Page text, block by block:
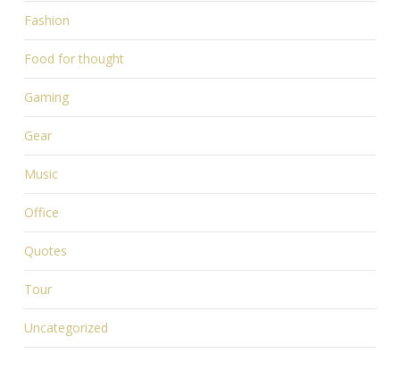
Fashion
Food for thought
Gaming
Gear
Music
Office
Quotes
Tour
Uncategorized